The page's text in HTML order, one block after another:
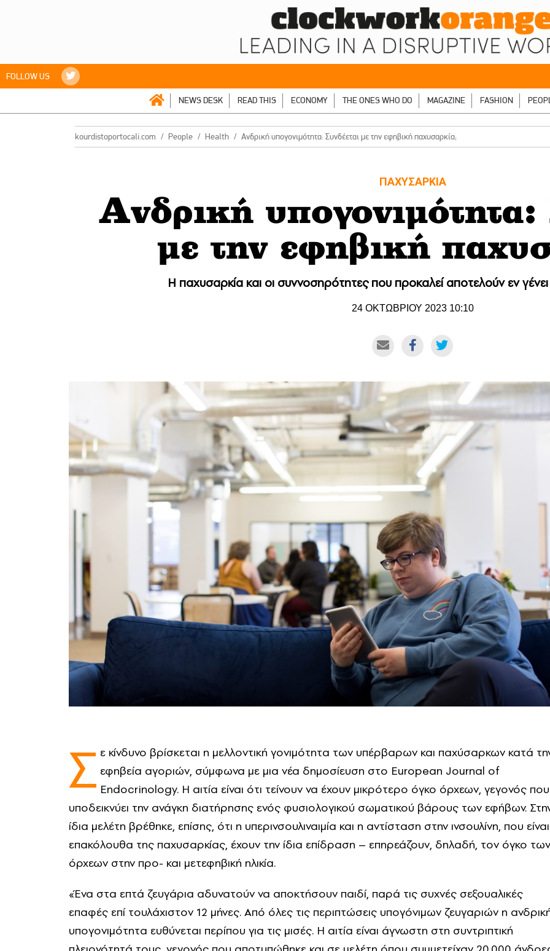
FOLLOW US
NEWS DESK READ THIS ECONOMY THE ONES WHO DO MAGAZINE FASHION
kourdistoportocali.com People Health Ανδρική υπογονιμότητα: Συνδέεται με την εφηβική παχυσαρκία;
ΠΑΧΥΣΑΡΚΙΑ
Ανδρική υπογονιμότητα:
με την εφηβική
Η παχυσαρκία και οι συννοσηρότητες που προκαλεί αποτελούν εν γένει
24 ΟΚΤΩΒΡΙΟΥ 2023 10:10
Σ ε κίνδυνο βρίσκεται η μελλοντική γονιμότητα των υπέρβαρων και παχύσαρκων κατά
εφηβεία αγοριών, σύμφωνα με μια νέα δημοσίευση στο European Journal of
Endocrinology. Η αιτία είναι ότι τείνουν να έχουν μικρότερο όγκο όρχεων, γεγονός
υποδεικνύει την ανάγκη διατήρησης ενός φυσιολογικού σωματικού βάρους των εφήβων.
ίδια μελέτη βρέθηκε, επίσης, ότι η υπερινσουλιναιμία και η αντίσταση στην ινσουλίνη, που είναι
επακόλουθα της παχυσαρκίας, έχουν την ίδια επίδραση – επηρεάζουν, δηλαδή, τον όγκο των
όρχεων στην προ- και μετεφηβική ηλικία.
«Ένα στα επτά ζευγάρια αδυνατούν να αποκτήσουν παιδί, παρά τις συχνές σεξουαλικές
επαφές επί τουλάχιστον 12 μήνες. Από όλες τις περιπτώσεις υπογόνιμων ζευγαριών η
υπογονιμότητα ευθύνεται περίπου για τις μισές. Η αιτία είναι άγνωστη στη συντριπτική